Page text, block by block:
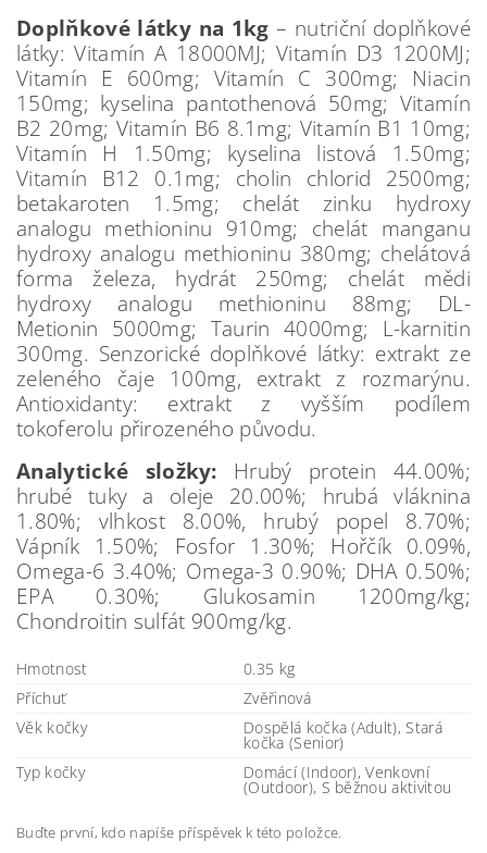
Doplňkové látky na 1kg– nutriční doplňkové
látky: Vitamín A 18000MJ; Vitamín D3 1200MJ;
Vitamín E 600mg; Vitamín C 300mg; Niacin
150mg; kyselina pantothenová 50mg; Vitamín
B2 20mg; Vitamín B6 8.1mg; Vitamín B1 10mg;
Vitamín H 1.50mg; kyselina listová 1.50mg;
Vitamín B12 0.1mg; cholin chlorid 2500mg;
betakaroten 1.5mg; chelát zinku hydroxy
analogu methioninu 910mg; chelát manganu
hydroxy analogu methioninu 380mg; chelátová
forma železa, hydrát 250mg; chelát mědi
hydroxy analogu methioninu 88mg; DL-
Metionin 5000mg; Taurin 4000mg; L-karnitin
300mg. Senzorické doplňkové látky: extrakt ze
zeleného čaje 100mg, extrakt z rozmarýnu.
Antioxidanty: extrakt z vyšším podílem
tokoferolu přirozeného původu.
Analytické složky: Hrubý protein 44.00%;
hrubé tuky a oleje 20.00%; hrubá vláknina
1.80%; vlhkost 8.00%, hrubý popel 8.70%;
Vápník 1.50%; Fosfor 1.30%; Hořčík 0.09%,
Omega-6 3.40%; Omega-3 0.90%; DHA 0.50%;
EPA 0.30%; Glukosamin 1200mg/kg;
Chondroitin sulfát 900mg/kg.
Hmotnost
0.35 kg
Příchuť
Zvěřinová
Věk kočky
Dospělá kočka (Adult), Stará
kočka (Senior)
Typ kočky
Domácí (Indoor), Venkovní
(Outdoor), S běžnou aktivitou
Buďte první, kdo napíše příspěvek k této položce.